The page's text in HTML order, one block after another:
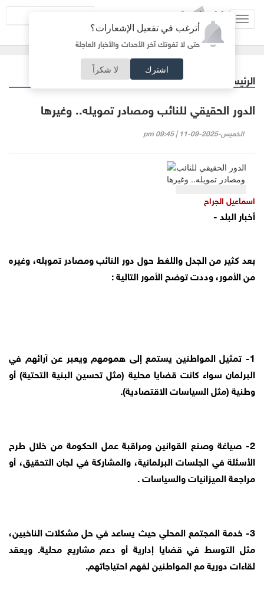
أترغب في تفعيل الإشعارات؟
حتى لا تفوتك آخر الأحداث والأخبار العاجلة
اشترك لا شكراً
الرئيسية مقالات مختارة
الدور الحقيقي للنائب ومصادر تمويله.. وغيرها
الخميس-2025-09-11 | 09:45 pm
اسماعيل الجراح
أخبار البلد -
بعد كثير من الجدل واللغط حول دور النائب ومصادر تموبله، وغيره
من الأمور، وددت توضح الأمور التالية :
1- تمثيل المواطنين يستمع إلى همومهم ويعبر عن آرائهم في
البرلمان سواء كانت قضايا محلية (مثل تحسين البنية التحتية) أو
وطنية (مثل السياسات الاقتصادية).
2- صياغة وصنع القوانين ومراقبة عمل الحكومة من خلال طرح
الأسئلة في الجلسات البرلمانية، والمشاركة في لجان التحقيق، أو
مراجعة الميزانيات والسياسات .
3- خدمة المجتمع المحلي حيث يساعد في حل مشكلات الناخبين،
مثل التوسط في قضايا إدارية أو دعم مشاريع محلية. ويعقد
لقاءات دورية مع المواطنين لفهم احتياجاتهم.